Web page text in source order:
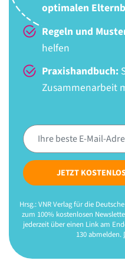
optimalen
Regeln und
helfen
Praxishandbuch:
Zusammenarbeit
JETZT
Hrsg.: VNR Verlag für die
zum 100% kostenlosen
jederzeit über einen Link am
130 abmelden.